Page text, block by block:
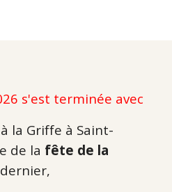
s'est terminée avec
la Griffe à Saint-
de la fête de la